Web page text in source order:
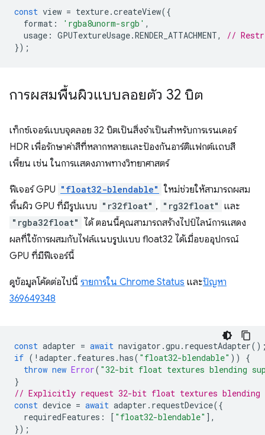
const view = texture.createView({
format : 'rgba8unorm-srgb' ,
usage : GPUTextureUsage.RENDER_ATTACHMENT,
//
});
การผสมพื้นผิวแบบลอยตัว 32 บิต
เท็กซ์เจอร์แบบจุดลอย 32 บิตเป็นสิ่งจำเป็นสำหรับการเรนเดอร์
HDR เพื่อรักษาค่าสีที่หลากหลายและป้องกันอาร์ติแฟกต์แถบสี
เพี้ยน เช่น ในการแสดงภาพทางวิทยาศาสตร์
ฟีเจอร์ GPU "float32-blendable" ใหม่ช่วยให้สามารถผสม
พื้นผิว GPU ที่มีรูปแบบ "r32float" , "rg32float" และ
"rgba32float"
ได้ ตอนนี้คุณสามารถสร้างไปป์ไลน์การแสดง
ผลที่ใช้การผสมกับไฟล์แนบรูปแบบ float32 ได้เมื่อขออุปกรณ์
GPU ที่มีฟีเจอร์นี้
ดูข้อมูลโค้ดต่อไปนี้ รายการใน Chrome Status และปัญหา
369649348
const adapter = await navigator .gpu . requestAdapter
if ( ! adapter . features .has( "float32-blendable" ))
{
throw new Error( "32-bit float textures blending
}
// Explicitly request 32-bit float textures blending
const device = await adapter . requestDevice({
requiredFeatures : [ "float32-blendable" ],
});